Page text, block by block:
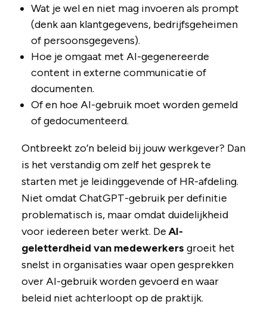
Wat je wel en niet mag invoeren als prompt
(denk aan klantgegevens, bedrijfsgeheimen
of persoonsgegevens).
Hoe je omgaat met AI-gegenereerde
content in externe communicatie of
documenten.
Of en hoe AI-gebruik moet worden gemeld
of gedocumenteerd.
Ontbreekt zo’n beleid bij jouw werkgever? Dan
is het verstandig om zelf het gesprek te
starten met je leidinggevende of HR-afdeling.
Niet omdat ChatGPT-gebruik per definitie
problematisch is, maar omdat duidelijkheid
voor iedereen beter werkt. DeAI-
geletterdheid van medewerkers groeit het
snelst in organisaties waar open gesprekken
over AI-gebruik worden gevoerd en waar
beleid niet achterloopt op de praktijk.